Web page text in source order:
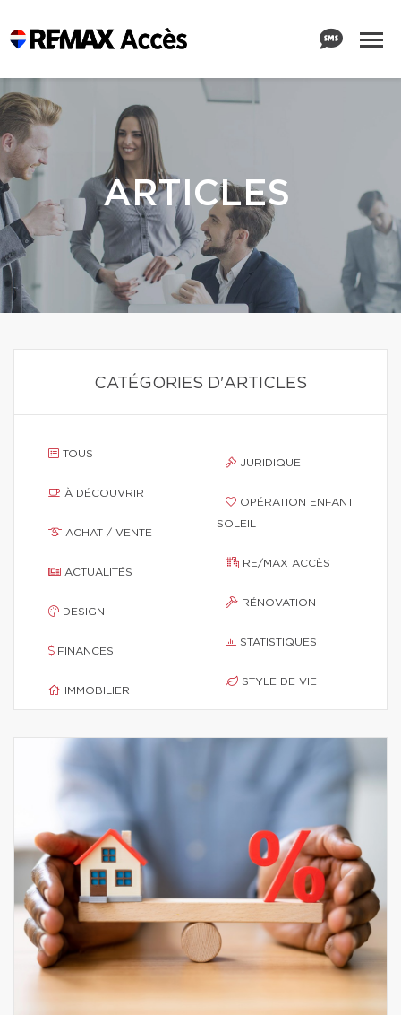
ARTICLES
CATÉGORIES D'ARTICLES
TOUS
À DÉCOUVRIR
ACHAT / VENTE
ACTUALITÉS
DESIGN
FINANCES
IMMOBILIER
JURIDIQUE
SOLEIL
RE/MAX ACCÈS
RÉNOVATION
STATISTIQUES
STYLE DE VIE